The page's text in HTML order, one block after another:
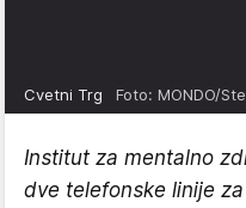
Cvetni Trg Foto: MONDO/
Institut za mentalno
dve telefonske linije